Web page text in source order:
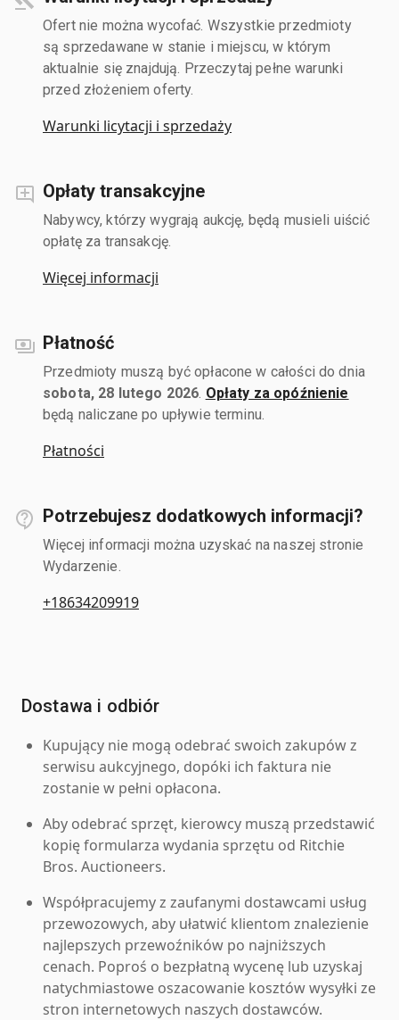
Ofert nie można wycofać. Wszystkie przedmioty
są sprzedawane w stanie i miejscu, w którym
aktualnie się znajdują. Przeczytaj pełne warunki
przed złożeniem oferty.
Warunki licytacji i sprzedaży
Opłaty transakcyjne
Nabywcy, którzy wygrają aukcję, będą musieli uiścić
opłatę za transakcję.
Więcej informacji
Płatność
Przedmioty muszą być opłacone w całości do dnia
sobota, 28 lutego 2026 Opłaty za opóźnienie
będą naliczane po upływie terminu.
Płatności
Potrzebujesz dodatkowych informacji?
Więcej informacji można uzyskać na naszej stronie
Wydarzenie.
+18634209919
Dostawa i odbiór
Kupujący nie mogą odebrać swoich zakupów z
serwisu aukcyjnego, dopóki ich faktura nie
zostanie w pełni opłacona.
Aby odebrać sprzęt, kierowcy muszą przedstawić
kopię formularza wydania sprzętu od Ritchie
Bros. Auctioneers.
Współpracujemy z zaufanymi dostawcami usług
przewozowych, aby ułatwić klientom znalezienie
najlepszych przewoźników po najniższych
cenach. Poproś o bezpłatną wycenę lub uzyskaj
natychmiastowe oszacowanie kosztów wysyłki ze
stron internetowych naszych dostawców.